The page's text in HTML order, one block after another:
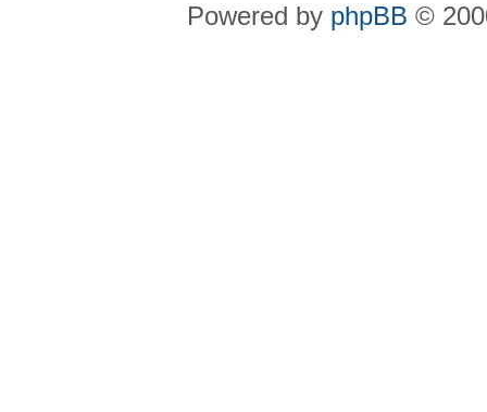
Powered by phpBB ©